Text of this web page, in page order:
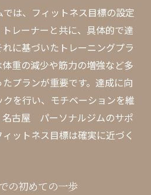
のためのトレーニング戦略
定するためのガイド
の物語
イフを次の段階へと導く
遂げるための方法
果を最大化する秘訣
は、フィットネス目標の設定
レーナーと共に、具体的で達
に基づいたトレーニングプラ
重の減少や筋力の増強など多
プランが重要です。達成に向
を行い、モチベーションを維
名古屋 パーソナルジムのサポ
ットネス目標は確実に近づく
の初めての一歩